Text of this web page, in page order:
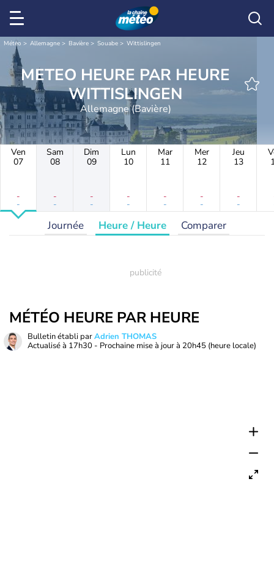
Météo Allemagne Bavière Souabe Wittislingen
METEO HEURE PAR HEURE
WITTISLINGEN
Allemagne (Bavière)
Ven
07
-
-
Sam
08
-
-
Dim
09
-
-
Lun
10
-
-
Mar
11
-
-
Mer
12
-
-
Jeu
13
-
-
Journée Heure / Heure Comparer
MÉTÉO HEURE PAR HEURE
Bulletin établi parAdrien THOMAS
Actualisé à 17h30 - Prochaine mise à jour à 20h45 (heure locale)